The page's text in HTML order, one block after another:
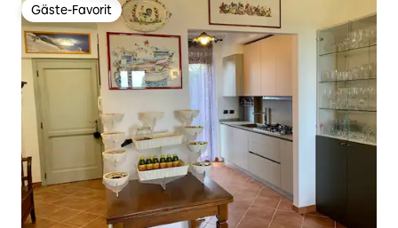
Gäste-Favorit
Gäste-Favorit